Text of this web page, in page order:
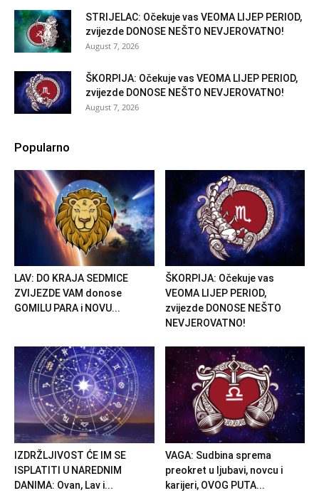
STRIJELAC: Očekuje vas VEOMA LIJEP PERIOD,
zvijezde DONOSE NEŠTO NEVJEROVATNO!
August 7, 2026
ŠKORPIJA: Očekuje vas VEOMA LIJEP PERIOD,
zvijezde DONOSE NEŠTO NEVJEROVATNO!
August 7, 2026
Popularno
LAV: DO KRAJA SEDMICE
ZVIJEZDE VAM donose
GOMILU PARA i NOVU...
ŠKORPIJA: Očekuje vas
VEOMA LIJEP PERIOD,
zvijezde DONOSE NEŠTO
NEVJEROVATNO!
IZDRŽLJIVOST ĆE IM SE
ISPLATITI U NAREDNIM
DANIMA: Ovan, Lav i...
VAGA: Sudbina sprema
preokret u ljubavi, novcu i
karijeri, OVOG PUTA...